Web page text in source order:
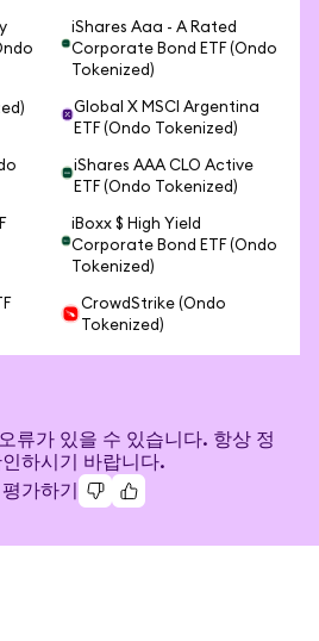
iShares Aaa - A Rated
Corporate Bond ETF (Ondo
Tokenized)
Global X MSCI Argentina
ETF (Ondo Tokenized)
iShares AAA CLO Active
ETF (Ondo Tokenized)
iBoxx $ High Yield
Corporate Bond ETF (Ondo
Tokenized)
CrowdStrike (Ondo
Tokenized)
류가 있을 수 있습니다. 항상 정
인하시기 바랍니다.
가하기